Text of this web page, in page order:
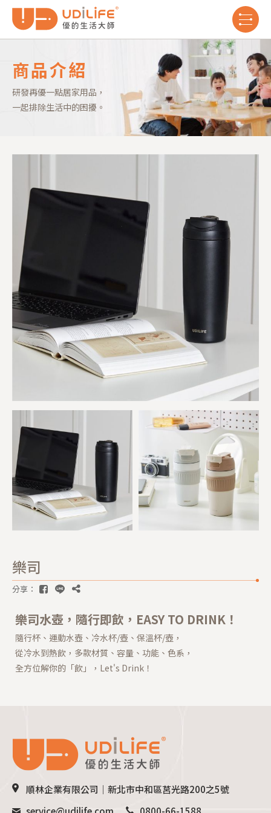
商品介紹
研發再優一點居家用品，
一起排除生活中的困擾。
樂司
分享：
樂司水壺，隨行即飲， EASY TO DRINK！
隨行杯、運動水壺、冷水杯/壺、保溫杯/壺，
從冷水到熱飲，多款材質、容量、功能、色系，
全方位解你的「飲」，Let's Drink！
順林企業有限公司｜新北市中和區莒光路200之5號